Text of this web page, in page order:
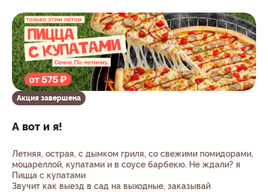
Акция завершена
А вот и я!
Летняя, острая, с дымком гриля, со свежими помидорами,
моцареллой, купатами и в соусе барбекю. Не ждали? я
Пицца с купатами
Звучит как выезд в сад на выходные, заказывай